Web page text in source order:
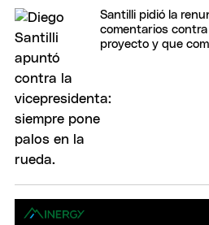
Santilli pidió la
comentarios contra
proyecto y que